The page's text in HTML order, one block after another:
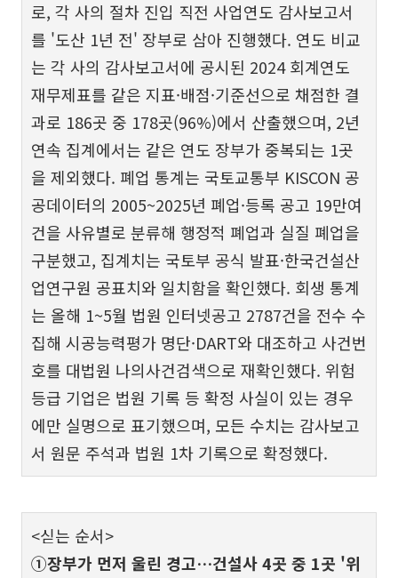
로, 각 사의 절차 진입 직전 사업연도 감사보고서
를 '도산 1년 전' 장부로 삼아 진행했다. 연도 비교
는 각 사의 감사보고서에 공시된 2024 회계연도
재무제표를 같은 지표·배점·기준선으로 채점한 결
과로 186곳 중 178곳(96%)에서 산출했으며, 2년
연속 집계에서는 같은 연도 장부가 중복되는 1곳
을 제외했다. 폐업 통계는 국토교통부 KISCON 공
공데이터의 2005~2025년 폐업·등록 공고 19만여
건을 사유별로 분류해 행정적 폐업과 실질 폐업을
구분했고, 집계치는 국토부 공식 발표·한국건설산
업연구원 공표치와 일치함을 확인했다. 회생 통계
는 올해 1~5월 법원 인터넷공고 2787건을 전수 수
집해 시공능력평가 명단·DART와 대조하고 사건번
호를 대법원 나의사건검색으로 재확인했다. 위험
등급 기업은 법원 기록 등 확정 사실이 있는 경우
에만 실명으로 표기했으며, 모든 수치는 감사보고
서 원문 주석과 법원 1차 기록으로 확정했다.
<싣는 순서>
①장부가 먼저 울린 경고…건설사 4곳 중 1곳 '위